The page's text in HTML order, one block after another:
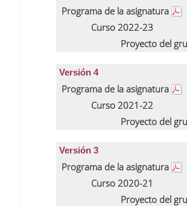
Programa de la asignatura
Curso 2022-23
Proyecto del
Versión 4
Programa de la asignatura
Curso 2021-22
Proyecto del
Versión 3
Programa de la asignatura
Curso 2020-21
Proyecto del